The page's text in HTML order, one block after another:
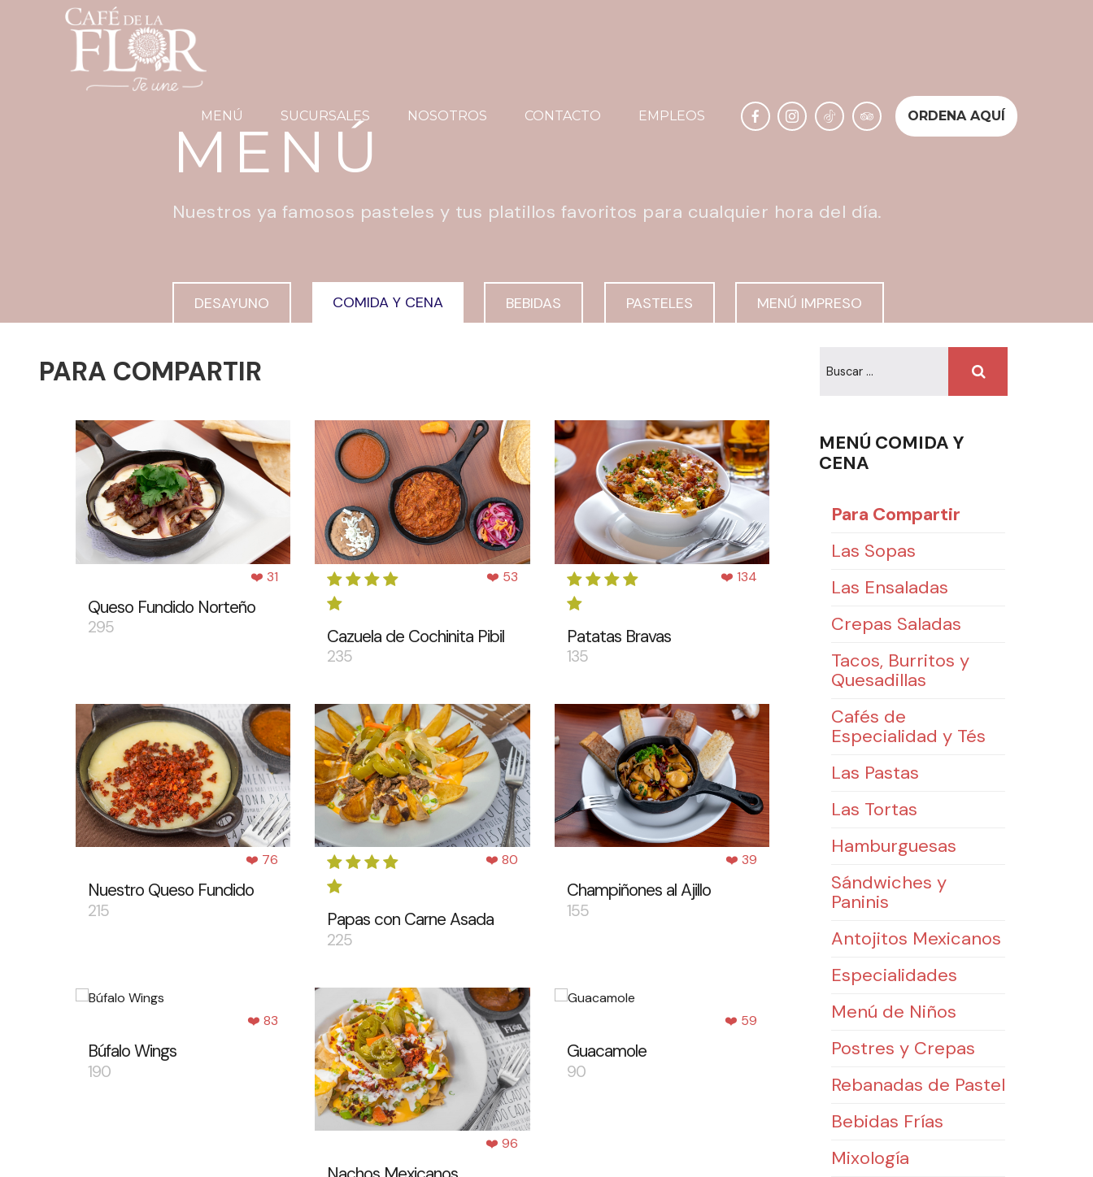
MENÚ SUCURSALES NOSOTROS CONTACTO EMPLEOS ORDENA AQUÍ
MENÚ
Nuestros ya famosos pasteles y tus platillos favoritos para cualquier hora del día.
DESAYUNO COMIDA Y CENA BEBIDAS PASTELES MENÚ IMPRESO
PARA COMPARTIR
❤️ 31
Queso Fundido Norteño
295
❤️ 53
Cazuela de Cochinita Pibil
235
❤️ 134
Patatas Bravas
135
❤️ 76
Nuestro Queso Fundido
215
❤️ 80
Papas con Carne Asada
225
❤️ 39
Champiñones al Ajillo
155
❤️ 83
Búfalo Wings
190
❤️ 96
❤️ 59
Guacamole
90
MENÚ COMIDA Y
CENA
Para Compartir
Las Sopas
Las Ensaladas
Crepas Saladas
Tacos, Burritos y
Quesadillas
Cafés de
Especialidad y Tés
Las Pastas
Las Tortas
Hamburguesas
Sándwiches y
Paninis
Antojitos Mexicanos
Especialidades
Menú de Niños
Postres y Crepas
Rebanadas de Pastel
Bebidas Frías
Mixología